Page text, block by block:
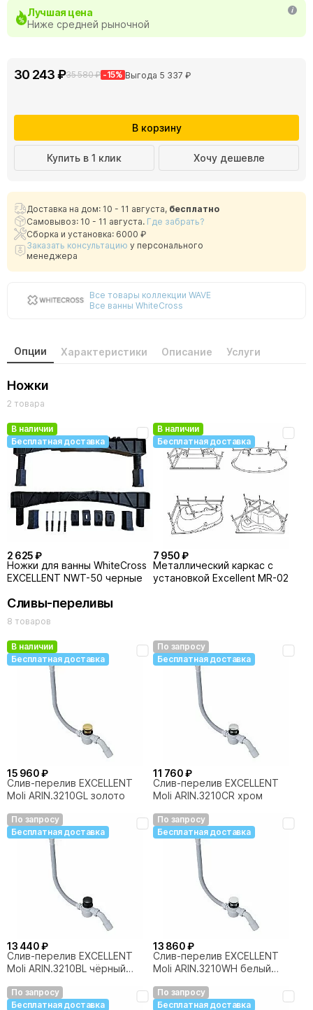
Лучшая цена
Ниже средней рыночной
30 243 ₽35 580 ₽ -15% Выгода 5 337 ₽
В корзину
Купить в 1 клик Хочу дешевле
Доставка на дом: 10 - 11 августа, бесплатно
Самовывоз: 10 - 11 августа. Где забрать?
Сборка и установка: 6000 ₽
Заказать консультацию у персонального
менеджера
Все товары коллекции WAVE
Все ванны WhiteCross
Опции Характеристики Описание Услуги
Ножки
2 товара
В наличии
Бесплатная доставка
2 625 ₽
Ножки для ванны WhiteCross
EXCELLENT NWT-50 черные
В наличии
Бесплатная доставка
7 950 ₽
Металлический каркас с
установкой Excellent MR-02
Сливы-переливы
8 товаров
В наличии
Бесплатная доставка
15 960 ₽
Слив-перелив EXCELLENT
Moli ARIN.3210GL золото
По запросу
Бесплатная доставка
11 760 ₽
Слив-перелив EXCELLENT
Moli ARIN.3210CR хром
По запросу
Бесплатная доставка
13 440 ₽
Слив-перелив EXCELLENT
Moli ARIN.3210BL чёрный
По запросу
Бесплатная доставка
13 860 ₽
Слив-перелив EXCELLENT
Moli ARIN.3210WH белый
По запросу
Бесплатная доставка
По запросу
Бесплатная доставка